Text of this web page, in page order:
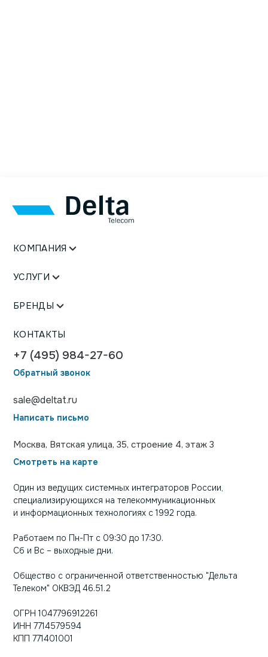
КОМПАНИЯ
УСЛУГИ
БРЕНДЫ
КОНТАКТЫ
+7 (495) 984-27-60
Обратный звонок
sale@deltat.ru
Написать письмо
Москва, Вятская улица, 35, строение 4, этаж 3
Смотреть на карте
Один из ведущих системных интеграторов России,
специализирующихся на телекоммуникационных
и информационных технологиях с 1992 года.
Работаем по Пн-Пт с 09:30 до 17:30.
Сб и Вс – выходные дни.
Общество с ограниченной ответственностью "Дельта
Телеком" ОКВЭД 46.51.2
ОГРН 1047796912261
ИНН 7714579594
КПП 771401001